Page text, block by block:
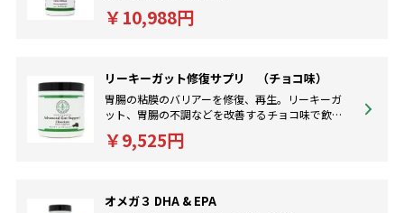
￥10,988円
リーキーガット修復サプリ （チョコ味）
胃腸の粘膜のバリアーを修復、再生。リーキーガ
ット、胃腸の不調などを改善するチョコ味で飲み
やすいサプリメントです。
￥9,525円
オメガ３ DHA & EPA